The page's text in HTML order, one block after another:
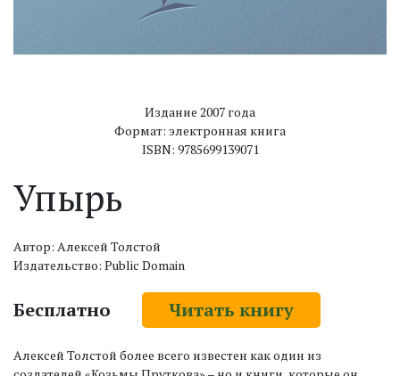
Издание 2007 года
Формат: электронная книга
ISBN: 9785699139071
Упырь
Автор: Алексей Толстой
Издательство: Public Domain
Бесплатно Читать книгу
Алексей Толстой более всего известен как один из